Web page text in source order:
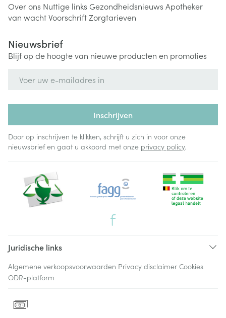
Over ons Nuttige links Gezondheidsnieuws Apotheker
van wachtVoorschriftZorgtarieven
Nieuwsbrief
Blijf op de hoogte van nieuwe producten en promoties
Inschrijven
Door op inschrijven te klikken, schrijft u zich in voor onze
nieuwsbrief en gaat u akkoord met onze privacy policy.
Juridische links
Algemene verkoopsvoorwaarden Privacy disclaimer Cookies
ODR-platform